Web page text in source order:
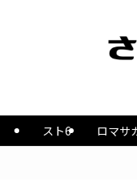
スト6 ロマサ